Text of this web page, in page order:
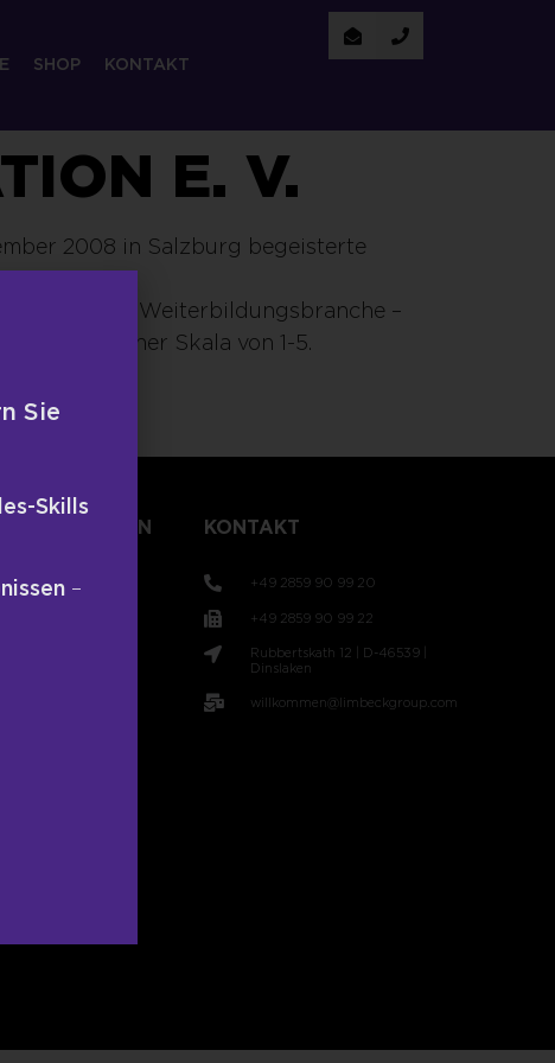
SHOP KONTAKT
E. V.
2008 in Salzburg begeisterte
der Weiterbildungsbranche –
1,6 in einer Skala von 1-5.
KONTAKT
+49 2859 90 99 20
+49 2859 90 99 22
Rubbertskath 12 | D-46539 |
Dinslaken
willkommen@limbeckgroup.com
Sie
Skills
–